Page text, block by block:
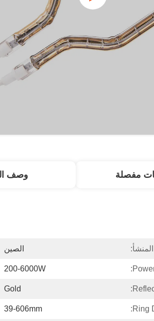
مفصلة وصف
الصين
200-6000W
Gold
Ring
39-606mm